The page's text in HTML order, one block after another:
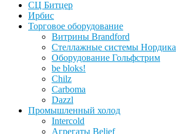
СЦ Битцер
Ирбис
Торговое оборудование
Витрины Brandford
Стеллажные системы Нордика
Оборудование Гольфстрим
be bloks!
Chilz
Carboma
Dazzl
Промышленный холод
Intercold
Агрегаты Belief